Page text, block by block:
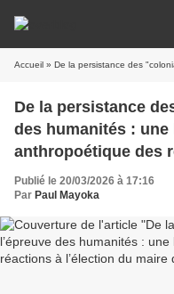
Accueil » De la persistance des "colonialités" à l’épreuve des
De la persistance
des humanités :
anthropoétique des
maire de Saint-Denis
Publié le 20/03/2026 à 17:16
Par Paul Mayoka